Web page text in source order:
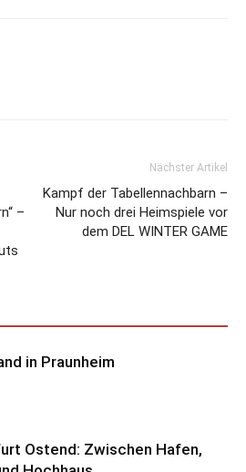
–
Nächster Artikel
Kampf der Tabellennachbarn –
Nur noch drei Heimspiele vor
dem DEL WINTER GAME
in Praunheim
Ostend: Zwischen Hafen,